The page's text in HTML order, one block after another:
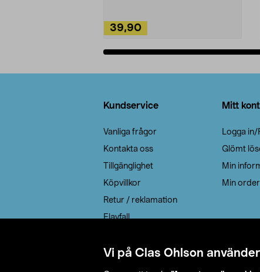
Vi på Clas Ohlson
39,90
Kundservice
Vanliga frågor
Kontakta oss
Tillgänglighet
Köpvillkor
Retur / reklamation
Elavfall
Leveransalternativ
Mitt
Logga
Glömt
Min
Min